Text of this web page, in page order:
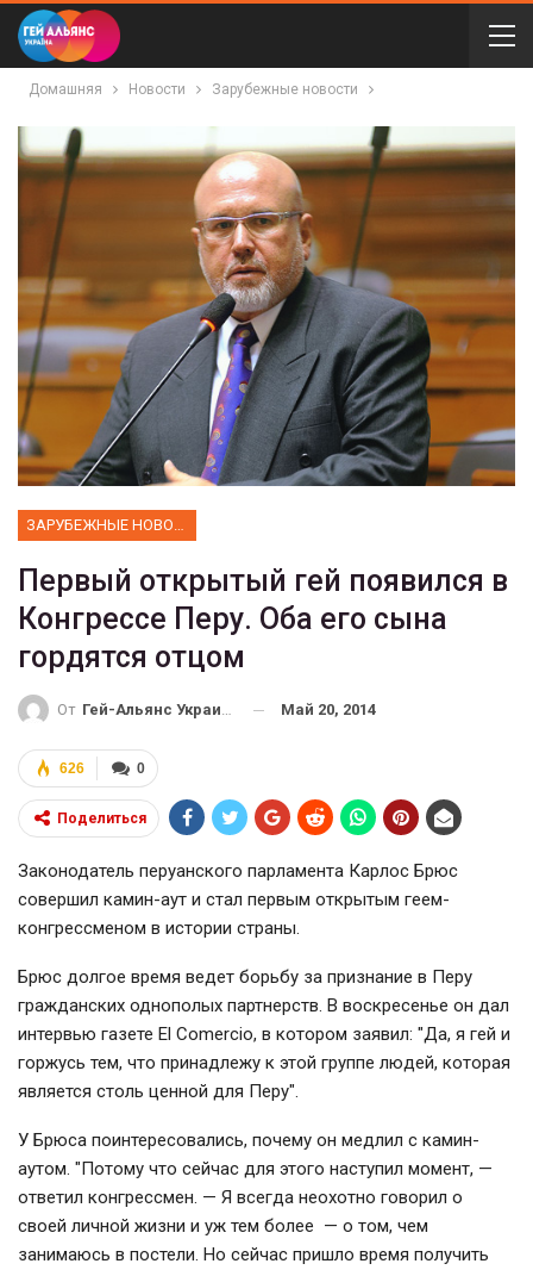
Домашняя Новости Зарубежные новости
Первый открытый гей появился в
Конгрессе Перу. Оба его сына
гордятся отцом
От Гей-Альянс Украина Май 20, 2014
0
626
Поделиться
Законодатель перуанского парламента Карлос Брюс
совершил камин-аут и стал первым открытым геем-
конгрессменом в истории страны.
Брюс долгое время ведет борьбу за признание в Перу
гражданских однополых партнерств. В воскресенье он дал
интервью газете El Comercio, в котором заявил: "Да, я гей и
горжусь тем, что принадлежу к этой группе людей, которая
является столь ценной для Перу".
У Брюса поинтересовались, почему он медлил с камин-
аутом. "Потому что сейчас для этого наступил момент, —
ответил конгрессмен. — Я всегда неохотно говорил о
своей личной жизни и уж тем более — о том, чем
занимаюсь в постели. Но сейчас пришло время получить